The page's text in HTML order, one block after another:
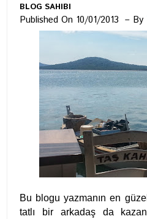
BLOG SAHIBI
Published On 10/01/2013 By
Bu blogu yazmanın en
tatlı bir arkadaş da